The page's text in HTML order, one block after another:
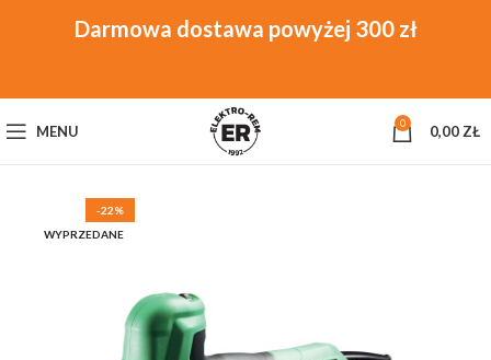
MENU 0 0,00 ZŁ
-22%
WYPRZEDANE